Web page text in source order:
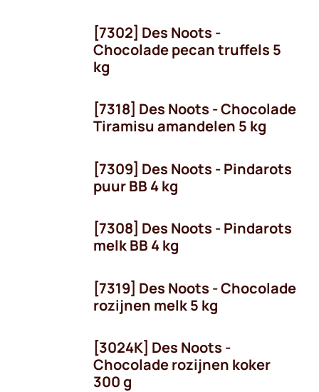
[7302] Des Noots -
Chocolade pecan truffels 5
kg
[7318] Des Noots - Chocolade
Tiramisu amandelen 5 kg
[7309] Des Noots - Pindarots
puur BB 4 kg
[7308] Des Noots - Pindarots
melk BB 4 kg
[7319] Des Noots - Chocolade
rozijnen melk 5 kg
[3024K] Des Noots -
Chocolade rozijnen koker
300 g